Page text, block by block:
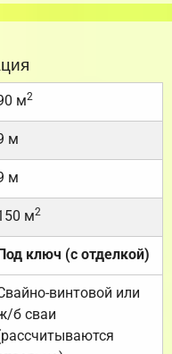
м2
м
м
м2
Под ключ (с отделкой)
винтовой или
б сваи